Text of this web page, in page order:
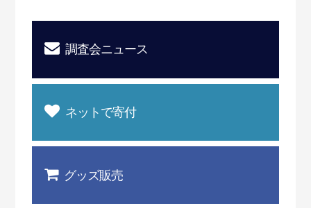
調査会ニュース
ネットで寄付
グッズ販売